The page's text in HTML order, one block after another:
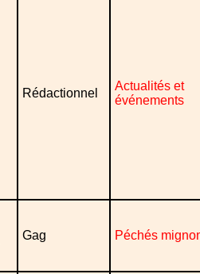
Rédactionnel
Actualités et
événements
Gag Péchés